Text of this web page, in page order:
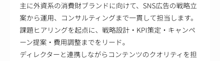
主に外資系の消費財ブランドに向けて、SNS広告の戦略立
案から運用、コンサルティングまで一貫して担当します。
課題ヒアリングを起点に、戦略設計・KPI策定・キャンペ
ーン提案・費用調整までをリード。
ディレクターと連携しながらコンテンツのクオリティを担